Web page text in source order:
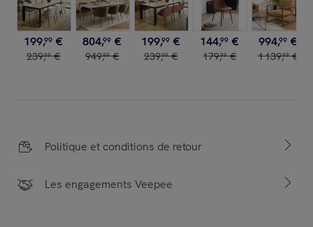
199,99 €
239,99 €
804,99 €
949,99 €
199,99 €
239,99 €
144,99 €
179,99 €
994,99 €
1139,99 €
Politique et conditions de retour
Les engagements Veepee